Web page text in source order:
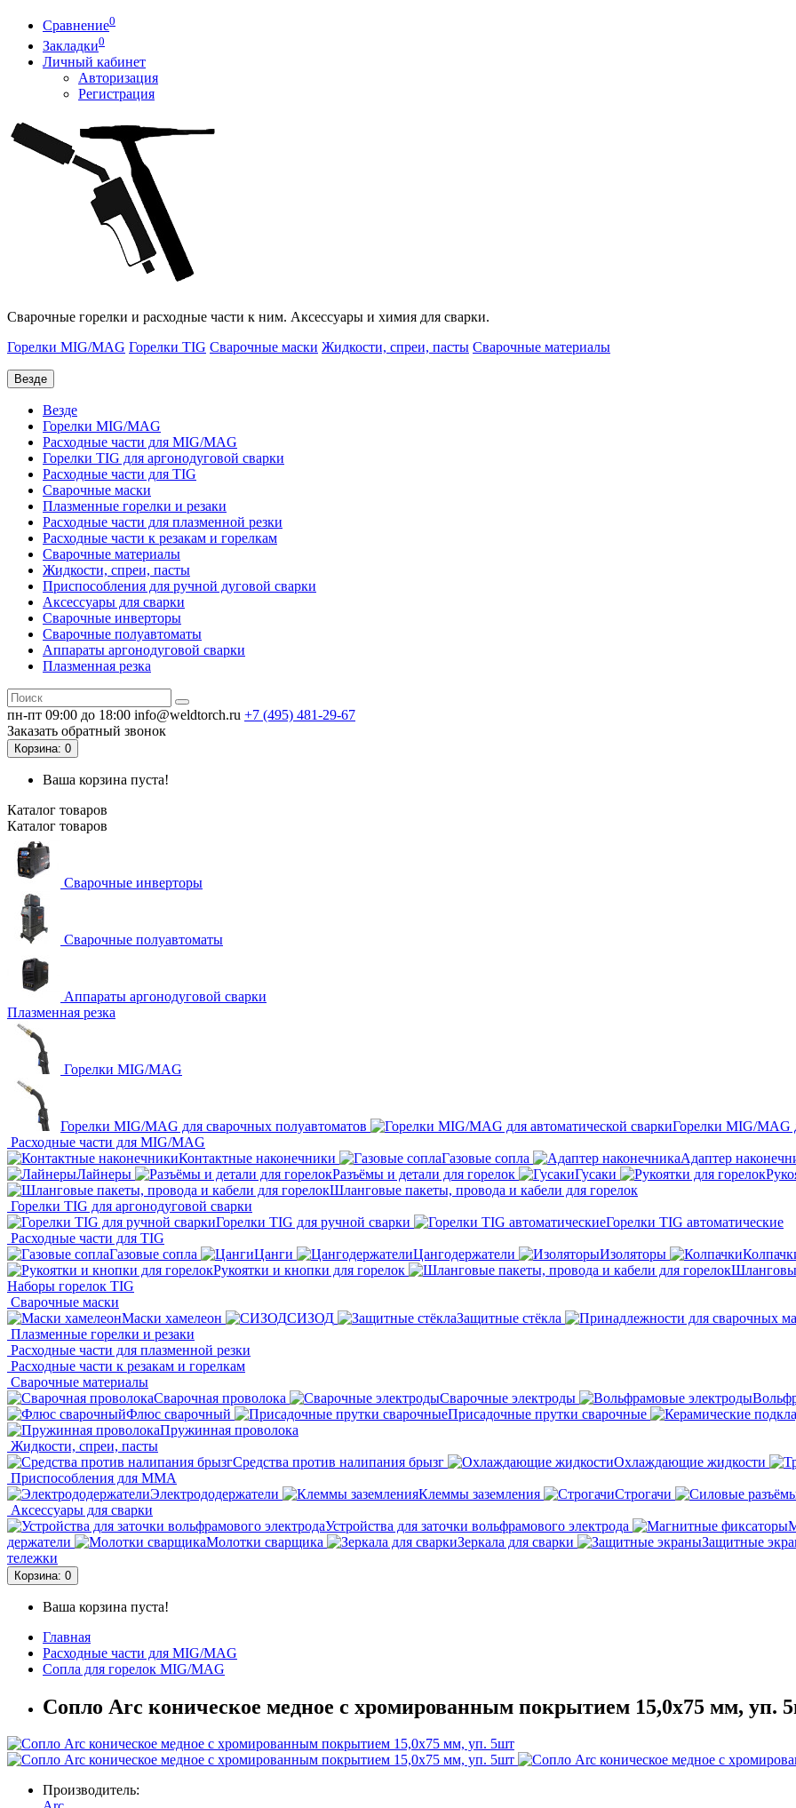
Сравнение0
Закладки0
Личный кабинет
Авторизация
Регистрация
Сварочные горелки и расходные части к ним. Аксессуары и химия для сварки.
Горелки MIG/MAG Горелки TIG Сварочные маски Жидкости, спреи, пасты Сварочные материалы
Везде
Везде
Горелки MIG/MAG
Расходные части для MIG/MAG
Горелки TIG для аргонодуговой сварки
Расходные части для TIG
Сварочные маски
Плазменные горелки и резаки
Расходные части для плазменной резки
Расходные части к резакам и горелкам
Сварочные материалы
Жидкости, спреи, пасты
Приспособления для ручной дуговой сварки
Аксессуары для сварки
Сварочные инверторы
Сварочные полуавтоматы
Аппараты аргонодуговой сварки
Плазменная резка
пн-пт 09:00 до 18:00 info@weldtorch.ru +7 (495) 481-29-67
Заказать обратный звонок
Корзина: 0
Ваша корзина пуста!
Каталог товаров
Каталог товаров
Сварочные инверторы
Сварочные полуавтоматы
Аппараты аргонодуговой сварки
Плазменная резка
Горелки MIG/MAG
Горелки MIG/MAG для сварочных полуавтоматов
Горелки MIG/MAG
Расходные части для MIG/MAG
Контактные наконечники
Газовые сопла
Адаптер
Лайнеры
Разъёмы и детали для горелок Гусаки
Шланговые пакеты, провода и кабели для горелок
Горелки TIG для аргонодуговой сварки
Горелки TIG для ручной сварки
Горелки TIG автоматические
Расходные части для TIG
Газовые сопла
Цанги Цангодержатели Изоляторы
Рукоятки и кнопки для горелок
Наборы горелок TIG
Сварочные маски
Маски хамелеон
СИЗОД
Защитные стёкла
Плазменные горелки и резаки
Расходные части для плазменной резки
Расходные части к резакам и горелкам
Сварочные материалы
Сварочная проволока
Сварочные электроды
Флюс сварочный
Присадочные прутки сварочные
Пружинная проволока
Жидкости, спреи, пасты
Средства против налипания брызг
Охлаждающие жидкости
Приспособления для ММА
Электрододержатели
Клеммы заземления
Строгачи
Аксессуары для сварки
Устройства для заточки вольфрамового электрода
держатели
Молотки сварщика Зеркала для сварки
Защитные
тележки
Корзина: 0
Ваша корзина пуста!
Главная
Расходные части для MIG/MAG
Сопла для горелок MIG/MAG
Сопло Arc коническое медное с хромированным покрытием 15,0x75 мм, уп.
Производитель: